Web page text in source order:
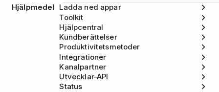
Hjälpmedel
Ladda ned appar
Toolkit
Hjälpcentral
Kundberättelser
Produktivitetsmetoder
Integrationer
Kanalpartner
Utvecklar-API
Status